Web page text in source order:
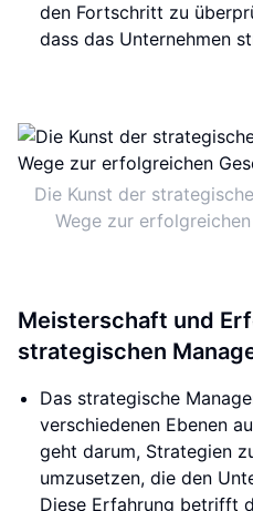
den Fortschritt zu
dass das Unternehmen
Die Kunst der
Wege zur
Meisterschaft und
strategischen
Das strategische
verschiedenen Ebenen
geht darum, Strategien
umzusetzen, die den
Diese Erfahrung betrifft